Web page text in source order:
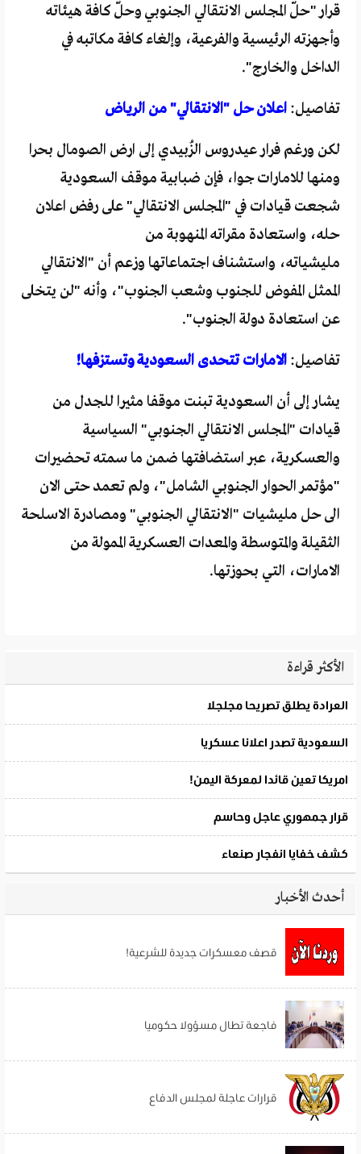
قرار "حلّ المجلس الانتقالي الجنوبي وحلّ كافة هيئاته
وأجهزته الرئيسية والفرعية، وإلغاء كافة مكاتبه في
الداخل والخارج".
تفاصيل: اعلان حل "الانتقالي" من الرياض
لكن ورغم فرار عيدروس الزُبيدي إلى ارض الصومال بحرا
ومنها للامارات جوا، فإن ضبابية موقف السعودية
شجعت قيادات في "المجلس الانتقالي" على رفض اعلان
حله، واستعادة مقراته المنهوبة من
مليشياته، واستشناف اجتماعاتها وزعم أن "الانتقالي
الممثل المفوض للجنوب وشعب الجنوب"، وأنه "لن يتخلى
عن استعادة دولة الجنوب".
تفاصيل: الامارات تتحدى السعودية وتستزفها!
يشار إلى أن السعودية تبنت موقفا مثيرا للجدل من
قيادات "المجلس الانتقالي الجنوبي" السياسية
والعسكرية، عبر استضافتها ضمن ما سمته تحضيرات
"مؤتمر الحوار الجنوبي الشامل"، ولم تعمد حتى الان
الى حل مليشيات "الانتقالي الجنوبي" ومصادرة الاسلحة
الثقيلة والمتوسطة والمعدات العسكرية الممولة من
الامارات، التي بحوزتها.
الأكثر قراءة
أحدث الأخبار
قصف معسكرات جديدة للشرعية!
فاجعة تطال مسؤولا حكوميا
قرارات عاجلة لمجلس الدفاع